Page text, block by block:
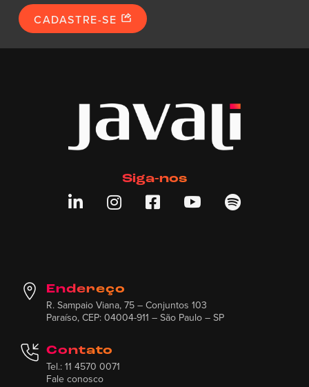
CADASTRE-SE
Siga-nos
    
Endereço
R. Sampaio Viana, 75 – Conjuntos 103
Paraíso, CEP: 04004-911 – São Paulo – SP
Contato
Tel.: 11 4570 0071
Fale conosco